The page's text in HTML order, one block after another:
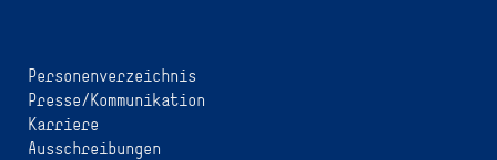
Personenverzeichnis
Presse/Kommunikation
Karriere
Ausschreibungen